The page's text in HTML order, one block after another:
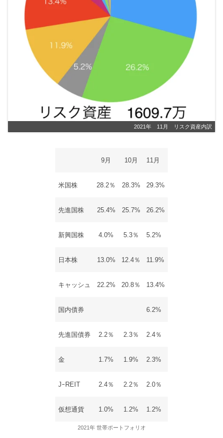
2021年 11月 リスク資産内訳
9月 10月 11月
米国株 28.2％ 28.3% 29.3%
先進国株 25.4% 25.7% 26.2%
新興国株 4.0% 5.3％ 5.2%
日本株 13.0% 12.4％ 11.9%
キャッシュ 22.2% 20.8％ 13.4%
国内債券 6.2%
先進国債券 2.2％ 2.3％ 2.4％
金 1.7% 1.9% 2.3%
JｰREIT 2.4％ 2.2％ 2.0％
仮想通貨 1.0% 1.2% 1.2%
2021年 世帯ポートフォリオ